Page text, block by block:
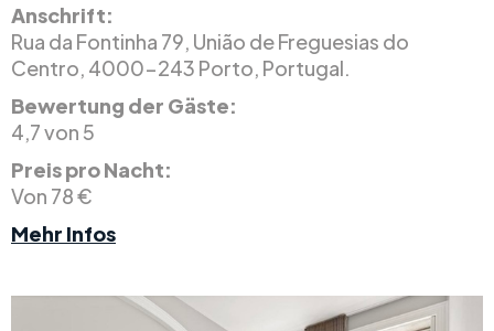
Anschrift:
Rua da Fontinha 79, União de Freguesias do
Centro, 4000-243 Porto, Portugal.
Bewertung der Gäste:
4,7 von 5
Preis pro Nacht:
Von 78 €
Mehr Infos